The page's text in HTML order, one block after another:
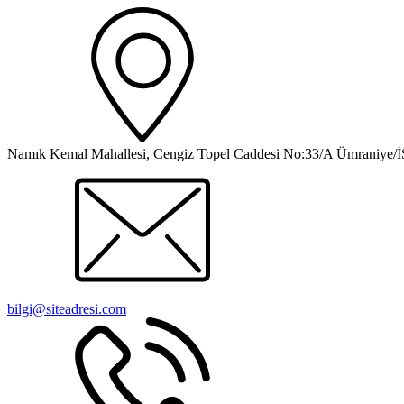
Namık Kemal Mahallesi, Cengiz Topel Caddesi No:33/A
bilgi@siteadresi.com